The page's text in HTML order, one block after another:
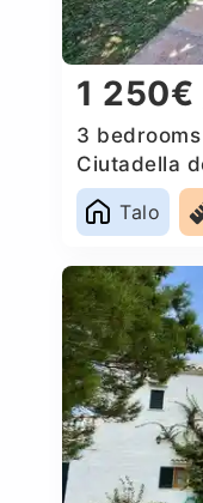
1 250€
3
Ciutadella
Talo